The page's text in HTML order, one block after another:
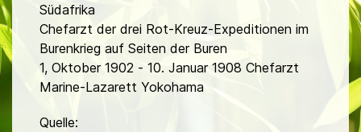
Südafrika
Chefarzt der drei Rot-Kreuz-Expeditionen im
Burenkrieg auf Seiten der Buren
1, Oktober 1902 - 10. Januar 1908 Chefarzt
Marine-Lazarett Yokohama
Quelle: